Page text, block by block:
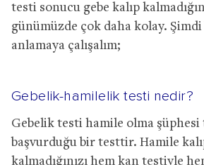
testi sonucu gebe kalıp
günümüzde çok daha kolay.
anlamaya çalışalım;
Gebelik-hamilelik testi nedir?
Gebelik testi hamile olma şüphesi
başvurduğu bir testtir. Hamile
kalmadığınızı hem kan testiyle